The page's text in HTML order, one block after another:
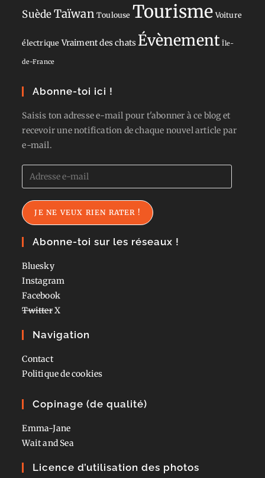
SuèdeTaïwan Toulouse Tourisme Voiture
électrique Vraiment des chats Évènement Île-
de-France
Abonne-toi ici !
Saisis ton adresse e-mail pour t'abonner à ce blog et
recevoir une notification de chaque nouvel article par
e-mail.
Adresse
e-
mail
JE NE VEUX RIEN RATER !
Abonne-toi sur les réseaux !
Bluesky
Instagram
Facebook
TwitterX
Navigation
Contact
Politique de cookies
Copinage (de qualité)
Emma-Jane
Wait and Sea
Licence d’utilisation des photos